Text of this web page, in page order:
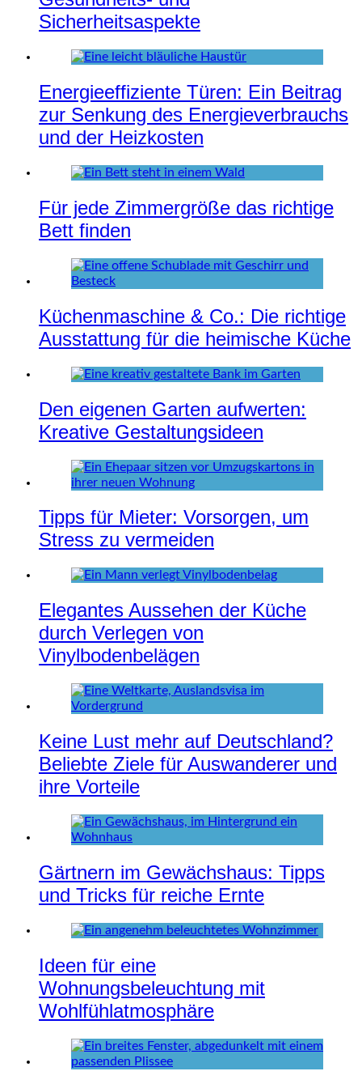
Sicherheitsaspekte
Energieeffiziente Türen: Ein Beitrag
zur Senkung des Energieverbrauchs
und der Heizkosten
Für jede Zimmergröße das richtige
Bett finden
Küchenmaschine & Co.: Die richtige
Ausstattung für die heimische Küche
Den eigenen Garten aufwerten:
Kreative Gestaltungsideen
Tipps für Mieter: Vorsorgen, um
Stress zu vermeiden
Elegantes Aussehen der Küche
durch Verlegen von
Vinylbodenbelägen
Keine Lust mehr auf Deutschland?
Beliebte Ziele für Auswanderer und
ihre Vorteile
Gärtnern im Gewächshaus: Tipps
und Tricks für reiche Ernte
Ideen für eine
Wohnungsbeleuchtung mit
Wohlfühlatmosphäre